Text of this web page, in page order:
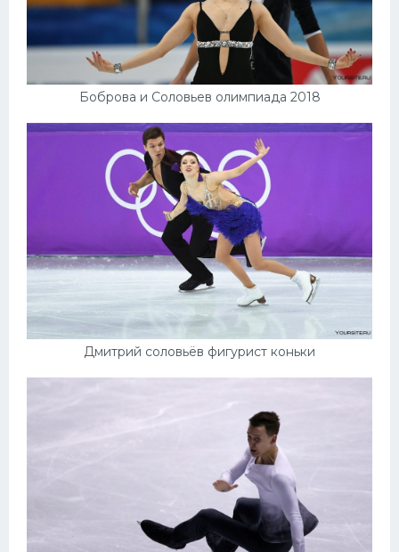
Боброва и Соловьев олимпиада 2018
Дмитрий соловьёв фигурист коньки